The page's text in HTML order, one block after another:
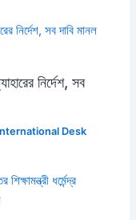
নির্দেশ, সব
Desk